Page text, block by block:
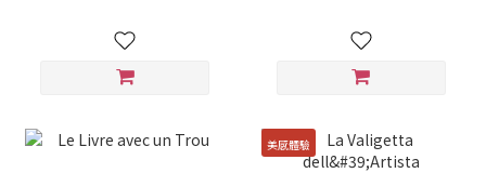
美感體驗